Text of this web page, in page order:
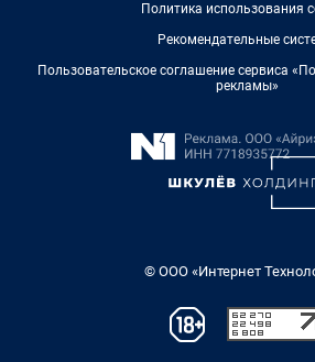
Политика использования
Рекомендательные
Пользовательское соглашение сервиса
рекламы»
© ООО «Интернет